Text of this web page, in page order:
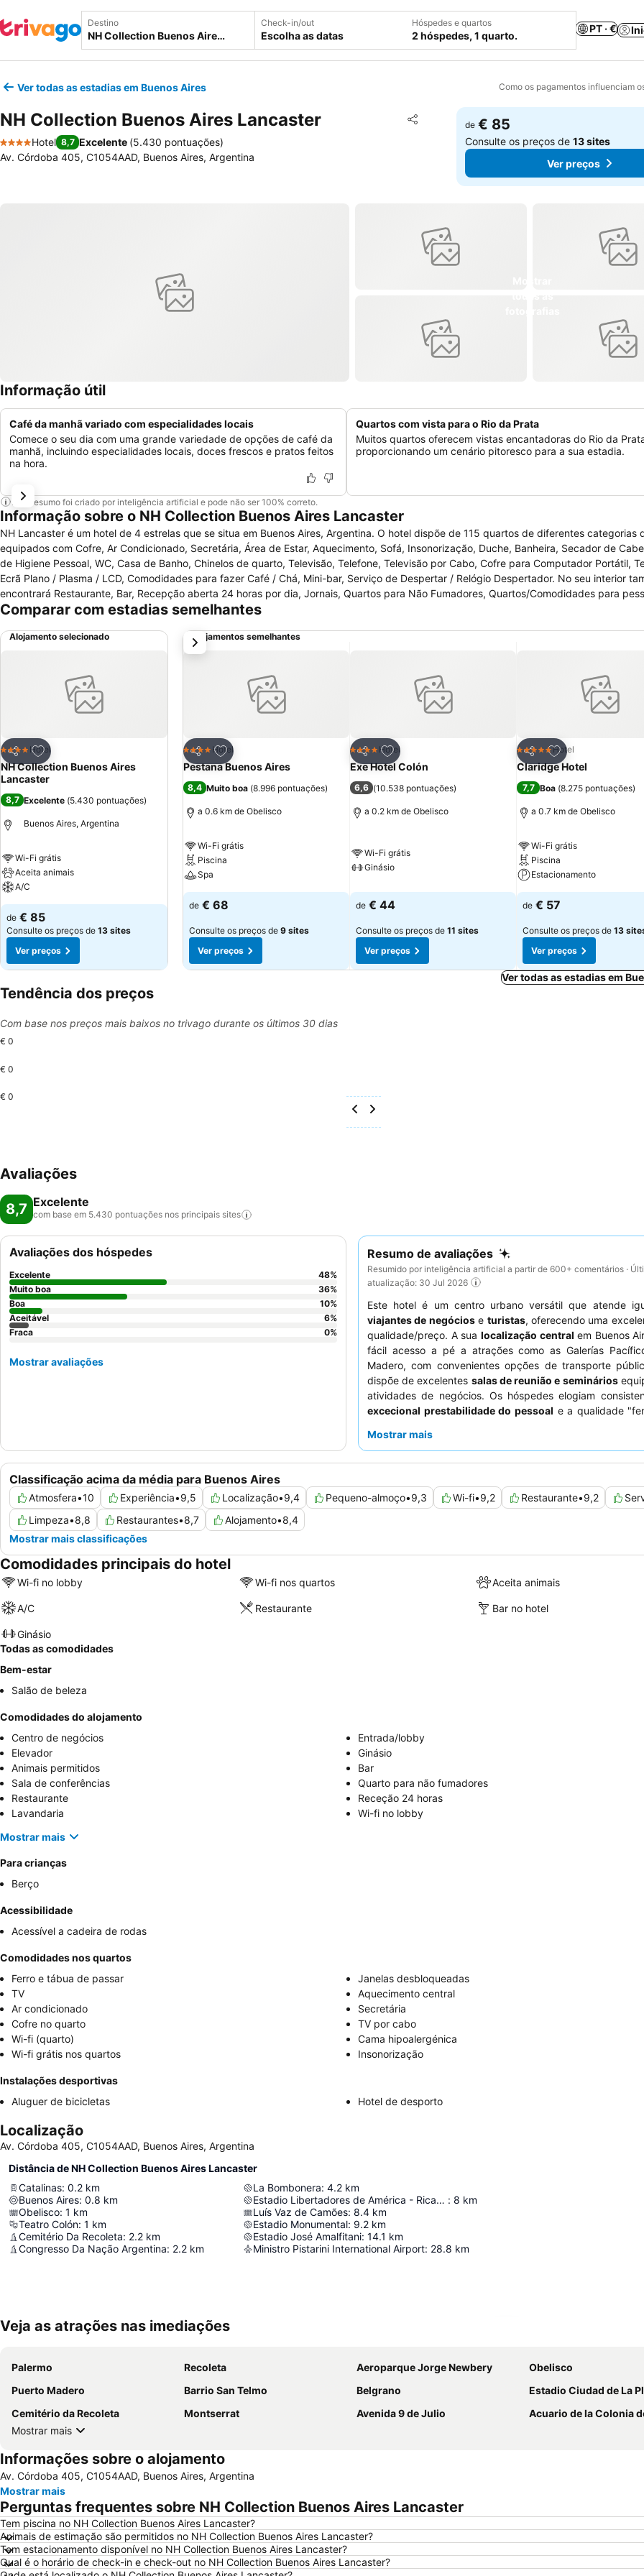
Destino Check-in/out
Escolha as datas
Hóspedes e quartos
2 hóspedes, 1 quarto.
PT · €
Ver todas as estadias em Buenos Aires Como os pagamentos influenciam
NH Collection Buenos Aires Lancaster Partilhar
Adicionar aos favoritos
4 Estrelas
Hotel 8,7 Excelente (5.430 pontuações)
Av. Córdoba 405, C1054AAD, Buenos Aires, Argentina
de € 85
Consulte os preços de13 sites
Ver preços
Informação útil
Café da manhã variado com especialidades locais
Comece o seu dia com uma grande variedade de opções de café da
manhã, incluindo especialidades locais, doces frescos e pratos feitos
na hora.
Quartos com vista para o Rio da Prata
Muitos quartos oferecem vistas encantadoras do Rio da
proporcionando um cenário pitoresco para a sua estadia.
Este resumo foi criado por inteligência artificial e pode não ser 100% correto.
Informação sobre o NH Collection Buenos Aires Lancaster
NH Lancaster é um hotel de 4 estrelas que se situa em Buenos Aires, Argentina. O hotel dispõe de 115 quartos de diferentes categorias
equipados com Cofre, Ar Condicionado, Secretária, Área de Estar, Aquecimento, Sofá, Insonorização, Duche, Banheira, Secador de
de Higiene Pessoal, WC, Casa de Banho, Chinelos de quarto, Televisão, Telefone, Televisão por Cabo, Cofre para Computador Portátil,
Ecrã Plano / Plasma / LCD, Comodidades para fazer Café / Chá, Mini-bar, Serviço de Despertar / Relógio Despertador. No seu interior
encontrará Restaurante, Bar, Recepção aberta 24 horas por dia, Jornais, Quartos para Não Fumadores, Quartos/Comodidades para
mobilidade condicionada, Elevador, Cofre, Aquecimento, Sala para Bagagem, Ar Condicionado. A nível de lazer aqui encontrará Sauna,
crianças, Lavandaria, Limpeza a seco, Pequeno-almoço no quarto, Serviço de Engomadoria, Serviços de Câmbios, Fax/Fotocopiadora.
disponível por todo o hotel: Gratuita. Estacionamento pago.
Comparar com estadias semelhantes
Alojamento selecionado
Partilhar
Adicionar aos favoritos
4 EstrelasHotel
NH Collection Buenos Aires
Lancaster
8,7 Excelente (5.430 pontuações)
Buenos Aires, Argentina
Wi-Fi grátis
Aceita animais
A/C
de € 85
Consulte os preços de 13 sites
Ver preços
Alojamentos semelhantes
Partilhar
Adicionar aos favoritos
4 EstrelasHotel
Pestana Buenos Aires
8,4 Muito boa (8.996 pontuações)
a 0.6 km de Obelisco
Wi-Fi grátis
Piscina
Spa
de € 68
Consulte os preços de 9 sites
Ver preços
Partilhar
Adicionar aos favoritos
4 EstrelasHotel
Exe Hotel Colón
6,6 (10.538 pontuações)
a 0.2 km de Obelisco
Wi-Fi grátis
Ginásio
de € 44
Consulte os preços de 11 sites
Ver preços
Partilhar
Adicionar aos
5 EstrelasHotel
Claridge Hotel
7,7 Boa (8.275 pontuações)
a 0.7 km de Obelisco
Wi-Fi grátis
Piscina
Estacionamento
de € 57
Consulte os preços de 13
Ver preços
próximo
Ver todas as estadias em
Tendência dos preços
Com base nos preços mais baixos no trivago durante os últimos 30 dias
€ 0
€ 0
€ 0
Avaliações
8,7 Excelente
com base em 5.430 pontuações nos principais sites
Resumo de avaliações
Resumido por inteligência artificial a partir de 600+ comentários ·
atualização: 30 Jul 2026
Este hotel é um centro urbano versátil que atende
viajantes de negóciose turistas, oferecendo uma
qualidade/preço. A sua localização central em Buenos
fácil acesso a pé a atrações como as Galerías
Madero, com convenientes opções de transporte
dispõe de excelentes salas de reunião e seminários
atividades de negócios. Os hóspedes elogiam
excecional prestabilidade do pessoal e a qualidade
tranquila, os hóspedes devem considerar solicitar um
Mostrar mais
Classificação acima da média para Buenos Aires
Atmosfera•10 Experiência•9,5 Localização•9,4 Pequeno-almoço•9,3 Wi-fi•9,2 Restaurante•9,2
Limpeza•8,8 Restaurantes•8,7 Alojamento•8,4
Mostrar mais classificações
Avaliações dos hóspedes
Excelente 48%
Muito boa
36%
Boa
10%
Aceitável
6%
Fraca
0%
Mostrar avaliações
Comodidades principais do hotel
Wi-fi no lobby Wi-fi nos quartos Aceita animais
A/C Restaurante Bar no hotel
Ginásio
Todas as comodidades
Bem-estar
Salão de beleza
Comodidades do alojamento
Centro de negócios
Entrada/lobby
Elevador
Ginásio
Animais permitidos
Bar
Sala de conferências
Quarto para não fumadores
Restaurante
Receção 24 horas
Lavandaria
Wi-fi no lobby
Mostrar mais
Para crianças
Berço
Acessibilidade
Acessível a cadeira de rodas
Comodidades nos quartos
Ferro e tábua de passar
Janelas desbloqueadas
TV
Aquecimento central
Ar condicionado
Secretária
Cofre no quarto
TV por cabo
Wi-fi (quarto)
Cama hipoalergénica
Wi-fi grátis nos quartos
Insonorização
Instalações desportivas
Aluguer de bicicletas
Hotel de desporto
Localização
Av. Córdoba 405, C1054AAD, Buenos Aires, Argentina
Distância de NH Collection Buenos Aires Lancaster
Catalinas: 0.2 km
Buenos Aires: 0.8 km
Obelisco: 1 km
Teatro Colón: 1 km
Cemitério Da Recoleta: 2.2 km
Congresso Da Nação Argentina: 2.2 km
La Bombonera: 4.2 km
Estadio Libertadores de América - Ricardo Enrique Bochini : 8 km
Luís Vaz de Camões: 8.4 km
Estadio Monumental: 9.2 km
Estadio José Amalfitani: 14.1 km
Ministro Pistarini International Airport: 28.8 km
Veja as atrações nas imediações
Palermo Recoleta Aeroparque Jorge Newbery
Obelisco
Puerto Madero
Barrio San Telmo Belgrano
Estadio Ciudad de La
Cemitério da Recoleta
Montserrat Avenida 9 de Julio
Acuario de la Colonia de
Mostrar mais
Informações sobre o alojamento
Av. Córdoba 405, C1054AAD, Buenos Aires, Argentina
Mostrar mais
Perguntas frequentes sobre NH Collection Buenos Aires Lancaster
Tem piscina no NH Collection Buenos Aires Lancaster?
Animais de estimação são permitidos no NH Collection Buenos Aires Lancaster?
Tem estacionamento disponível no NH Collection Buenos Aires Lancaster?
Qual é o horário de check-in e check-out no NH Collection Buenos Aires Lancaster?